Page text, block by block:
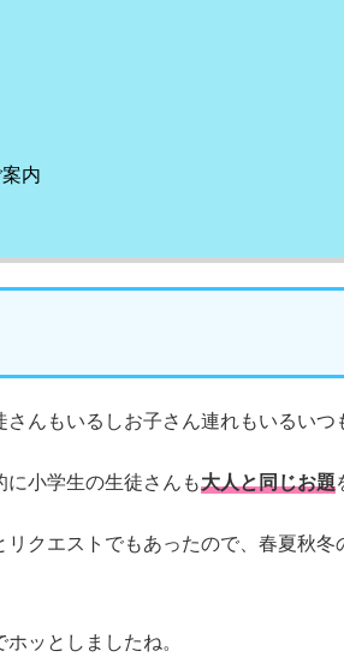
内
んもいるしお子さん連れもいるいつ
小学生の生徒さんも大人と同じお題
クエストでもあったので、春夏秋
ッとしましたね。